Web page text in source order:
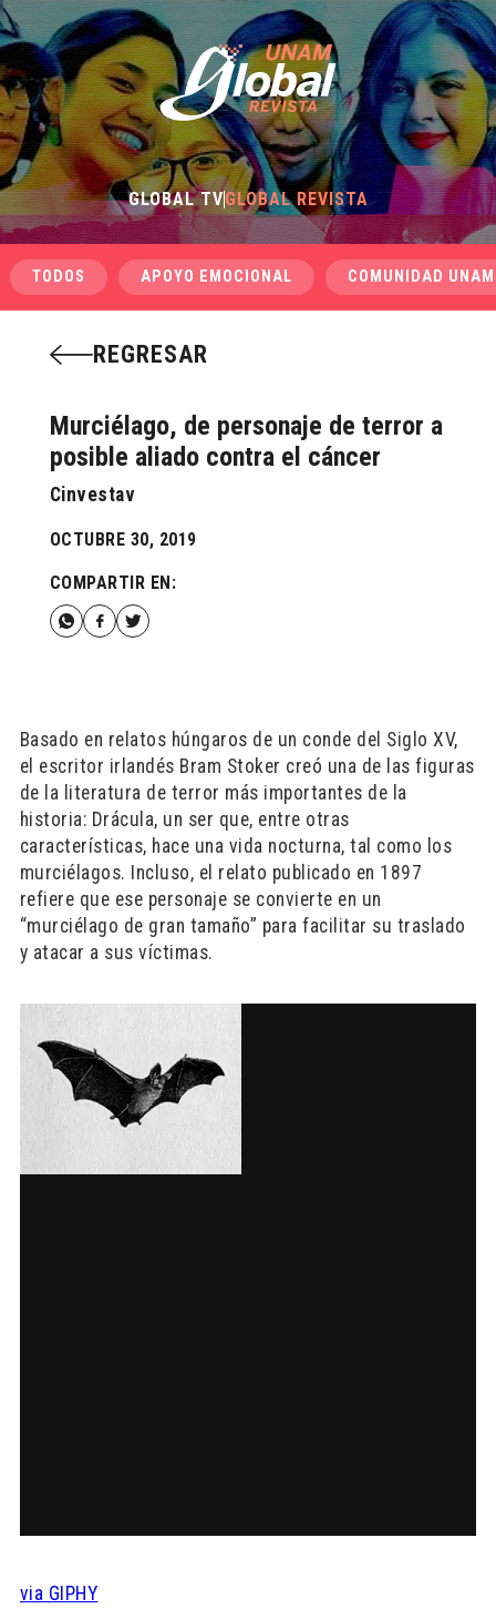
GLOBAL TVGLOBAL REVISTA
TODOS APOYO EMOCIONAL COMUNIDAD UNAM
REGRESAR
Murciélago, de personaje de terror a
posible aliado contra el cáncer
Cinvestav
OCTUBRE 30, 2019
COMPARTIR EN:
Basado en relatos húngaros de un conde del Siglo XV,
el escritor irlandés Bram Stoker creó una de las figuras
de la literatura de terror más importantes de la
historia: Drácula, un ser que, entre otras
características, hace una vida nocturna, tal como los
murciélagos. Incluso, el relato publicado en 1897
refiere que ese personaje se convierte en un
“murciélago de gran tamaño” para facilitar su traslado
y atacar a sus víctimas.
via GIPHY